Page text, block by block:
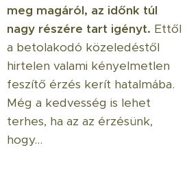
meg magáról, az időnk túl
nagy részére tart igényt. Ettől
a betolakodó közeledéstől
hirtelen valami kényelmetlen
feszítő érzés kerít hatalmába.
Még a kedvesség is lehet
terhes, ha az az érzésünk,
hogy...